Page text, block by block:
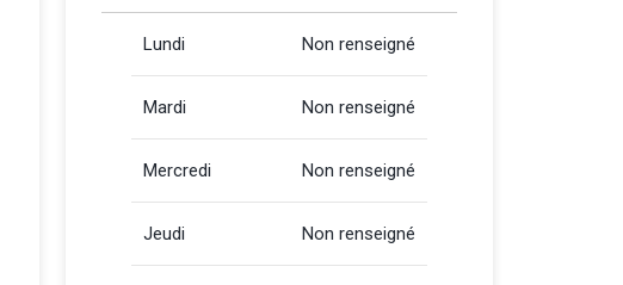
Lundi Non renseigné
Mardi Non renseigné
Mercredi Non renseigné
Jeudi Non renseigné